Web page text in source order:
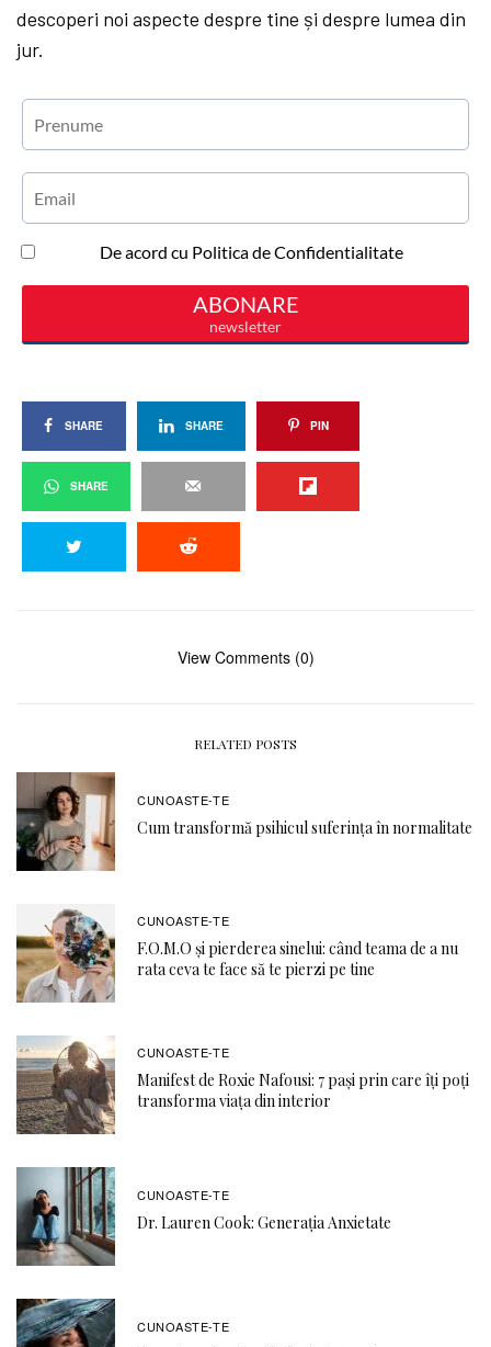
descoperi noi aspecte despre tine și despre lumea din
jur.
SHARE SHARE PIN
SHARE
View Comments (0)
RELATED POSTS
CUNOASTE-TE
Cum transformă psihicul suferința în normalitate
CUNOASTE-TE
F.O.M.O şi pierderea sinelui: când teama de a nu
rata ceva te face să te pierzi pe tine
CUNOASTE-TE
Manifest de Roxie Nafousi: 7 pași prin care îți poți
transforma viața din interior
CUNOASTE-TE
Dr. Lauren Cook: Generația Anxietate
CUNOASTE-TE